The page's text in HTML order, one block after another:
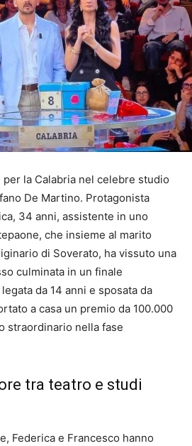
la Calabria nel celebre studio
De Martino. Protagonista
34 anni, assistente in uno
che insieme al marito
di Soverato, ha vissuto una
culminata in un finale
da 14 anni e sposata da
a casa un premio da 100.000
straordinario nella fase
tra teatro e studi
Federica e Francesco hanno